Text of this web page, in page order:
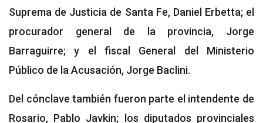
Suprema de Justicia de Santa Fe, Daniel Erbetta; el
procurador general de la provincia, Jorge
Barraguirre; y el fiscal General del Ministerio
Público de la Acusación, Jorge Baclini.
Del cónclave también fueron parte el intendente de
Rosario, Pablo Javkin; los diputados provinciales